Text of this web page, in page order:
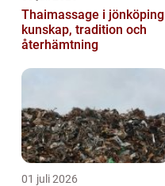
Thaimassage i jönköping
kunskap, tradition och
återhämtning
01 juli 2026